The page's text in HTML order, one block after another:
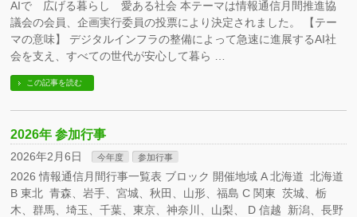
AIで 広げる暮らし 愛ある社会 本テーマは情報通信月間推進協
議会の会員、企画実行委員の投票により決定されました。 【テー
マの意味】 デジタルインフラの整備によって急速に進展するAI社
会を支え、すべての世代が安心して暮ら …
この記事を読む
2026年 参加行事
2026年2月6日 今年度 参加行事
2026 情報通信月間行事一覧表 ブロック 開催地域 A 北海道 北海道
B 東北 青森、岩手、宮城、秋田、山形、福島 C 関東 茨城、栃
木、群馬、埼玉、千葉、東京、神奈川、山梨、 D 信越 新潟、長野